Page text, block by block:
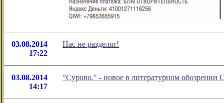
03.08.2014
17:22
Нас не разделят!
03.08.2014
14:17
"Сурово." - новое в литературном обозрении